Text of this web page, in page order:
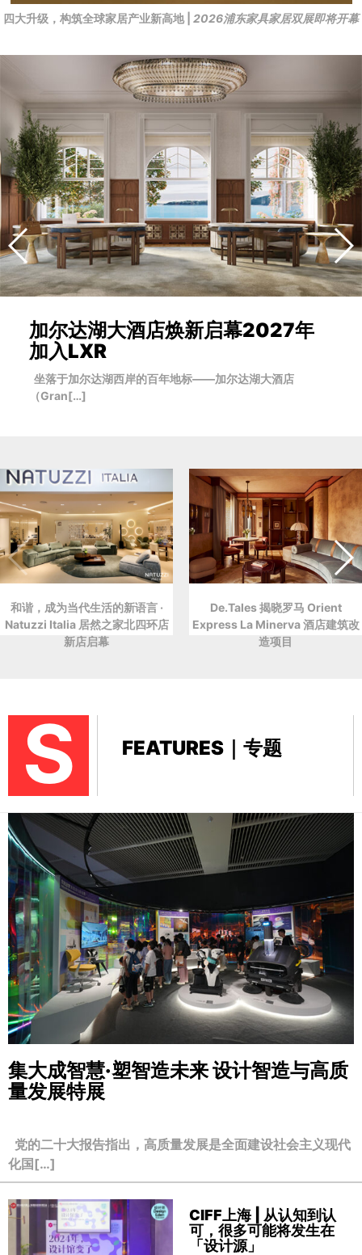
四大升级，构筑全球家居产业新高地 | 2026浦东家具家居双展即将开幕
加尔达湖大酒店焕新启幕2027年
加入LXR
坐落于加尔达湖西岸的百年地标——加尔达湖大酒店
（Gran[…]
和谐，成为当代生活的新语言 ·
Natuzzi Italia 居然之家北四环店
新店启幕
De.Tales 揭晓罗马 Orient
Express La Minerva 酒店建筑改
造项目
S FEATURES｜专题
集大成智慧·塑智造未来设计智造与高质
量发展特展
党的二十大报告指出，高质量发展是全面建设社会主义现代
化国[…]
CIFF上海 | 从认知到认
可，很多可能将发生在
「设计源」